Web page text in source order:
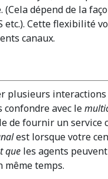
(Cela dépend de la
etc.). Cette flexibilité
canaux.
plusieurs
confondre avec le
de fournir un
est lorsque votre
que les agents
même temps.